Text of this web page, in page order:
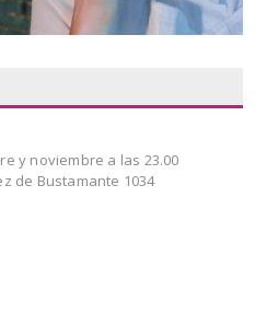
y noviembre a las 23.00
de Bustamante 1034